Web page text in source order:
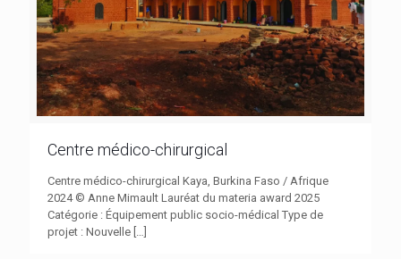
Centre médico-chirurgical
Centre médico-chirurgical Kaya, Burkina Faso / Afrique
2024 © Anne Mimault Lauréat du materia award 2025
Catégorie : Équipement public socio-médical Type de
projet : Nouvelle […]